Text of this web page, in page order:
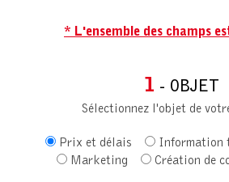
* L'ensemble des champs
1 - OBJET
Sélectionnez l'objet de
Prix et délais Information
Marketing
Création de